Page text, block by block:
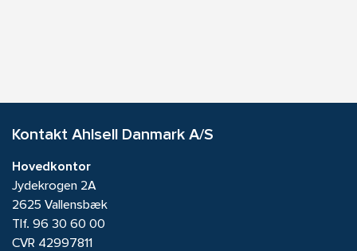
Kontakt Ahlsell Danmark A/S
Hovedkontor
Jydekrogen 2A
2625 Vallensbæk
Tlf. 96 30 60 00
CVR 42997811